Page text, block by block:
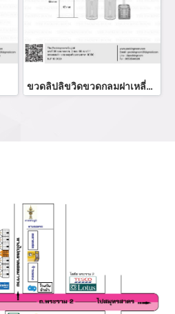
ขวดลิปลิขวิดขวดกลมฝาเหลี่ยม